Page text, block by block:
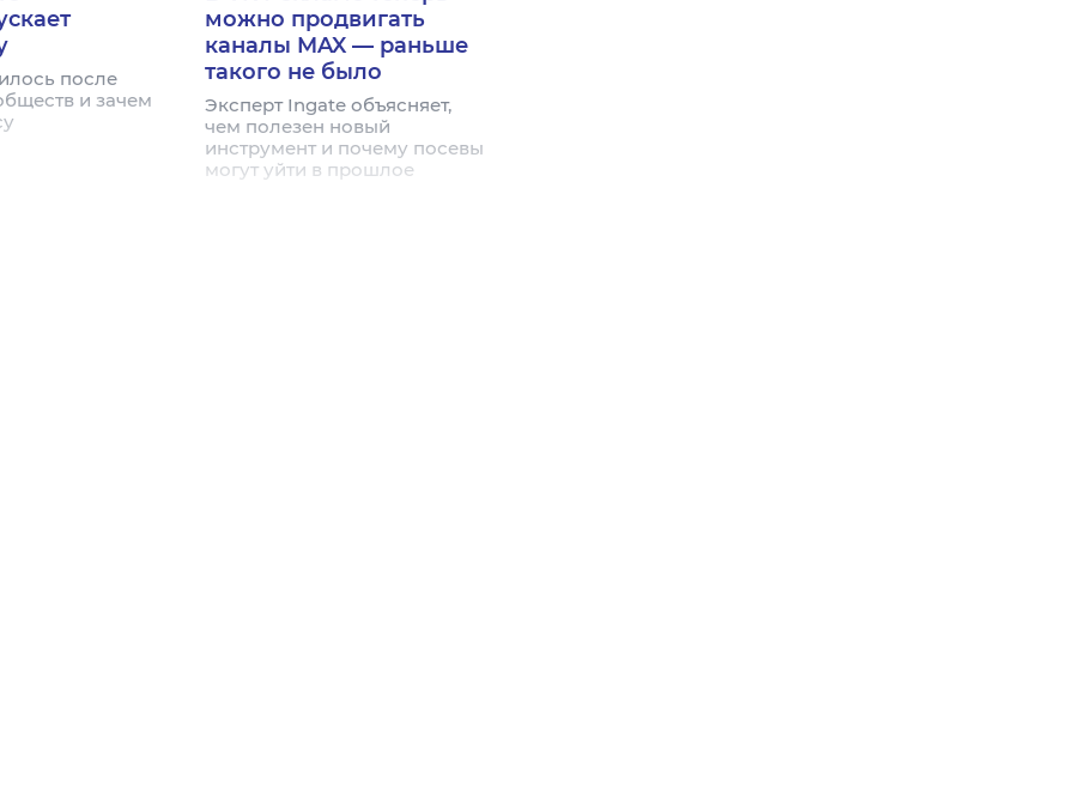
после
и зачем
можно продвигать
каналы MAX — раньше
такого не было
Эксперт Ingate объясняет,
чем полезен новый
инструмент и почему посевы
могут уйти в прошлое